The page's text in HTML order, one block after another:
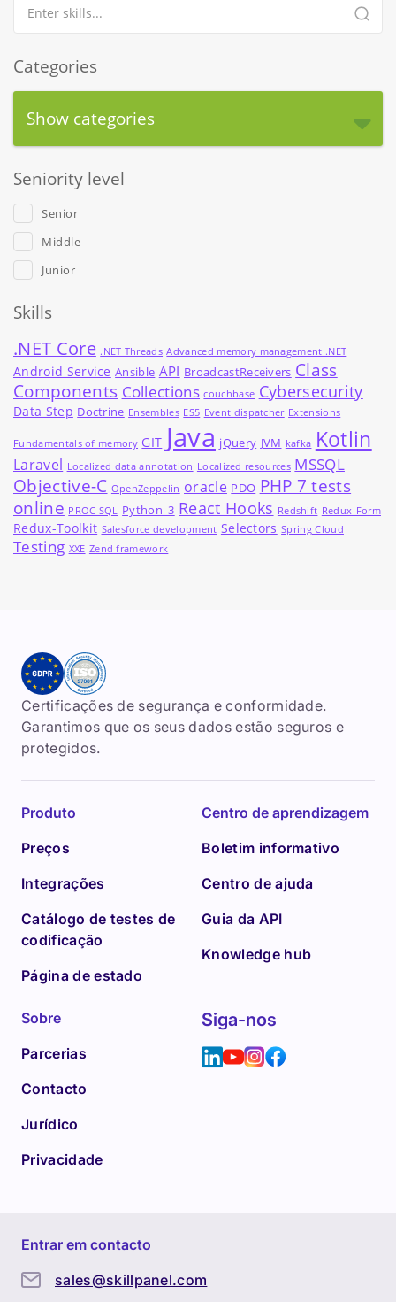
Categories
Show categories
Seniority level
Senior
Middle
Junior
Skills
.NET Core .NET Threads Advanced memory management .NET
Android Service Ansible API BroadcastReceivers Class
Components Collections couchbase Cybersecurity
Data Step Doctrine Ensembles ES5 Event dispatcher Extensions
Fundamentals of memory GIT Java jQuery JVM kafka Kotlin
Laravel Localized data annotation Localized resources MSSQL
Objective-C OpenZeppelin oracle PDO PHP 7 tests
online PROC SQL Python_3 React Hooks Redshift Redux-Form
Redux-Toolkit Salesforce development Selectors Spring Cloud
Testing XXE Zend framework
Certificações de segurança e conformidade.
Garantimos que os seus dados estão seguros e
protegidos.
Produto
Preços
Integrações
Catálogo de testes de
codificação
Página de estado
Centro de aprendizagem
Boletim informativo
Centro de ajuda
Guia da API
Knowledge hub
Sobre
Parcerias
Contacto
Jurídico
Privacidade
Siga-nos
Entrar em contacto
sales@skillpanel.com